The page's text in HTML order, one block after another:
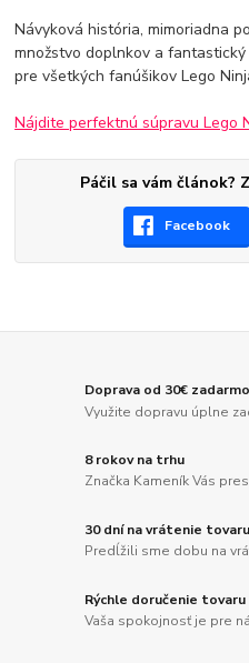
Návyková história, mimoriadna
množstvo doplnkov a
pre všetkých fanúšikov Lego
Nájdite perfektnú súpravu Lego
Páčil sa vám článok?
Facebook
Doprava od 30€ zadarmo
Využite dopravu úplne
8 rokov na trhu
Značka Kameník Vás
30 dní na vrátenie tovaru
Predĺžili sme dobu na
Rýchle doručenie tovaru
Vaša spokojnosť je pre